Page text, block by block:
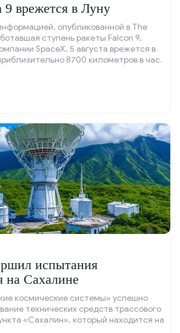
9 врежется в Луну
опубликованной в The
ступень ракеты Falcon 9,
SpaceX, 5 августа врежется в
8700 километров в час.
испытания
на Сахалине
космические системы» успешно
технических средств трассового
«Сахалин», который находится на